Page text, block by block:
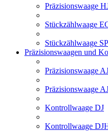
Präzisionswaage
Stückzählwaage
Stückzählwaage
Präzisionswaagen und
Präzisionswaage
Präzisionswaage
Kontrollwaage DJ
Kontrollwaage